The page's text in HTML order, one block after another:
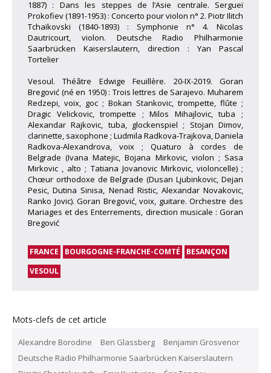
1887) : Dans les steppes de l’Asie centrale. Sergueï
Prokofiev (1891-1953) : Concerto pour violon n° 2. Piotr Ilitch
Tchaïkovski (1840-1893) : Symphonie n° 4. Nicolas
Dautricourt, violon. Deutsche Radio Philharmonie
Saarbrücken Kaiserslautern, direction : Yan Pascal
Tortelier
Vesoul. Théâtre Edwige Feuillère. 20-IX-2019. Goran
Bregović (né en 1950) : Trois lettres de Sarajevo. Muharem
Redzepi, voix, goc ; Bokan Stankovic, trompette, flûte ;
Dragic Velickovic, trompette ; Milos Mihajlovic, tuba ;
Alexandar Rajkovic, tuba, glockenspiel ; Stojan Dimov,
clarinette, saxophone ; Ludmila Radkova-Trajkova, Daniela
Radkova-Alexandrova, voix ; Quaturo à cordes de
Belgrade (Ivana Matejic, Bojana Mirkovic, violon ; Sasa
Mirkovic , alto ; Tatiana Jovanovic Mirkovic, violoncelle) ;
Chœur orthodoxe de Belgrade (Dusan Ljubinkovic, Dejan
Pesic, Dutina Sinisa, Nenad Ristic, Alexandar Novakovic,
Ranko Jovic). Goran Bregović, voix, guitare. Orchestre des
Mariages et des Enterrements, direction musicale : Goran
Bregović
FRANCE BOURGOGNE-FRANCHE-COMTÉ
BESANÇON
VESOUL
Mots-clefs de cet article
Alexandre Borodine Ben Glassberg
Benjamin Grosvenor
Deutsche Radio Philharmonie Saarbrücken Kaiserslautern